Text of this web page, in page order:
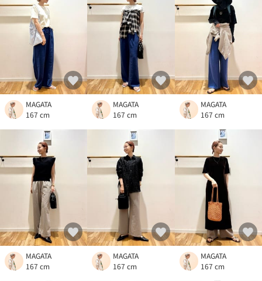
MAGATA
167 cm
MAGATA
167 cm
MAGATA
167 cm
MAGATA
167 cm
MAGATA
167 cm
MAGATA
167 cm